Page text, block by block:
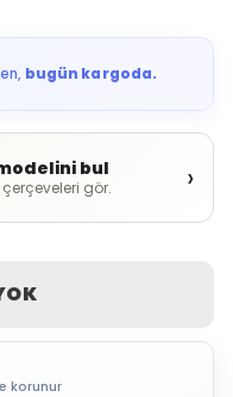
bugün kargoda.
bul
gör. ›
korunur